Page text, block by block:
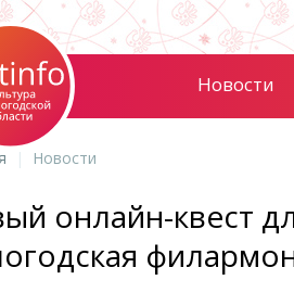
Новости
Новости
онлайн-квест